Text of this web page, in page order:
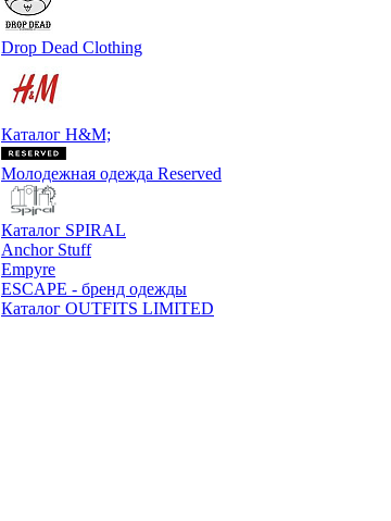
Drop Dead Clothing
Каталог H&M;
Молодежная одежда Reserved
Каталог SPIRAL
Anchor Stuff
Empyre
ESCAPE - бренд одежды
Каталог OUTFITS LIMITED